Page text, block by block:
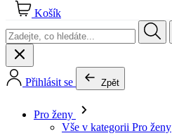
Košík
Přihlásit se Zpět
Pro ženy
Vše v kategorii Pro ženy